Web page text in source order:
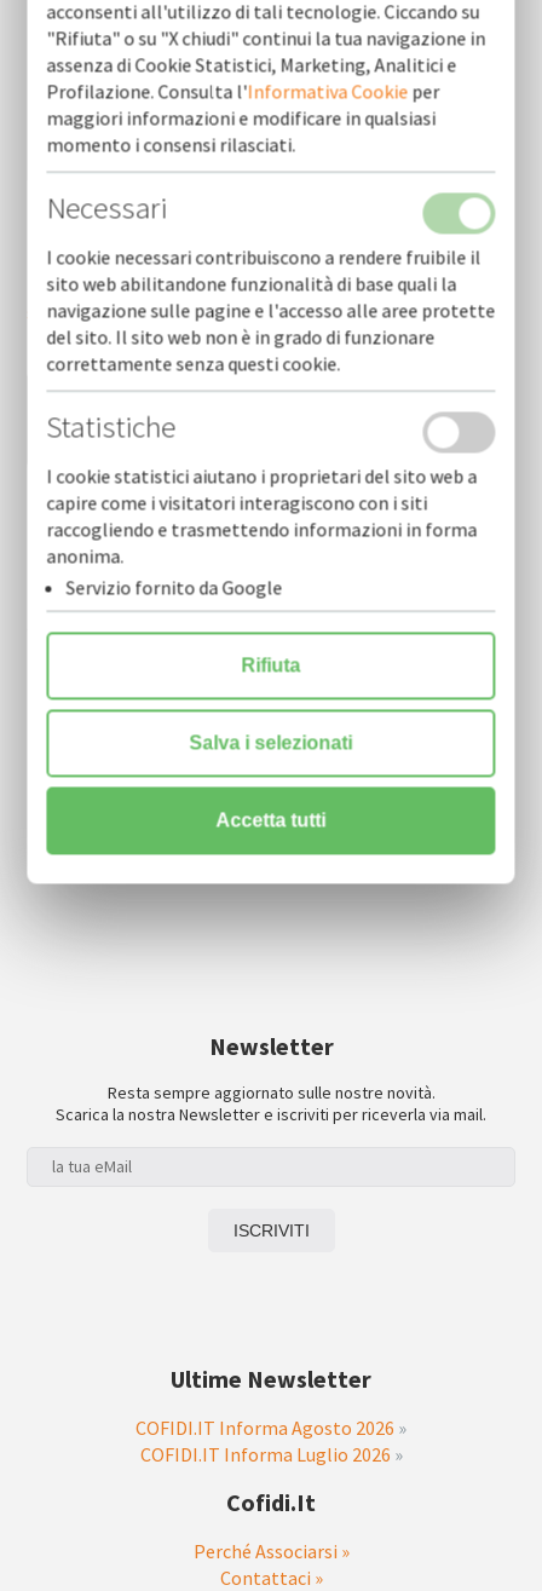
Ho letto e accetto le condizioni dell'informativa
sulla privacy*
COFIDI.IT soc. coop.
info@cofidi.it
0805910911| fax 0805910915
Newsletter
Resta sempre aggiornato sulle nostre novità.
Scarica la nostra Newsletter e iscriviti per riceverla via mail.
Ultime Newsletter
COFIDI.IT Informa Agosto 2026 »
COFIDI.IT Informa Luglio 2026 »
Cofidi.it
Perché Associarsi »
Contattaci »
acconsenti all'utilizzo di tali tecnologie. Ciccando su
"Rifiuta" o su "X chiudi" continui la tua navigazione in
assenza di Cookie Statistici, Marketing, Analitici e
Profilazione. Consulta l'Informativa Cookie per
maggiori informazioni e modificare in qualsiasi
momento i consensi rilasciati.
Necessari
I cookie necessari contribuiscono a rendere fruibile il
sito web abilitandone funzionalità di base quali la
navigazione sulle pagine e l'accesso alle aree protette
del sito. Il sito web non è in grado di funzionare
correttamente senza questi cookie.
Statistiche
I cookie statistici aiutano i proprietari del sito web a
capire come i visitatori interagiscono con i siti
raccogliendo e trasmettendo informazioni in forma
anonima.
Servizio fornito da Google
Rifiuta
Salva i selezionati
Accetta tutti